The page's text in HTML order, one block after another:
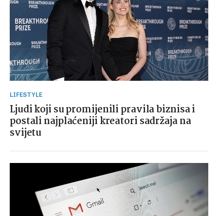
LIFESTYLE
Ljudi koji su promijenili pravila biznisa i
postali najplaćeniji kreatori sadržaja na
svijetu